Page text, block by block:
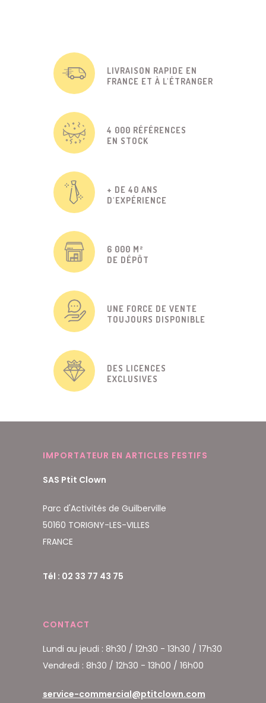
LIVRAISON RAPIDE EN
FRANCE ET À L'ÉTRANGER
4 000 RÉFÉRENCES
EN STOCK
+ DE 40 ANS
D'EXPÉRIENCE
6 000 M²
DE DÉPÔT
UNE FORCE DE VENTE
TOUJOURS DISPONIBLE
DES LICENCES
EXCLUSIVES
IMPORTATEUR EN ARTICLES FESTIFS
SAS Ptit Clown
Parc d'Activités de Guilberville
50160 TORIGNY-LES-VILLES
FRANCE
Tél : 02 33 77 43 75
CONTACT
Lundi au jeudi : 8h30 / 12h30 - 13h30 / 17h30
Vendredi : 8h30 / 12h30 - 13h00 / 16h00
service-commercial@ptitclown.com